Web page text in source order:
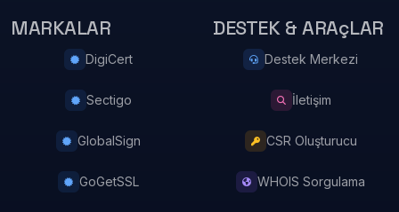
MARKALAR
DigiCert
Sectigo
GlobalSign
GoGetSSL
DESTEK & ARAçLAR
Destek Merkezi
İletişim
CSR Oluşturucu
WHOIS Sorgulama